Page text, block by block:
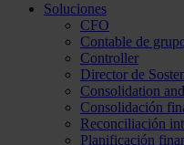
Soluciones
CFO
Contable de
Controller
Director de
Consolidation
Consolidación
Reconciliación
Planificación